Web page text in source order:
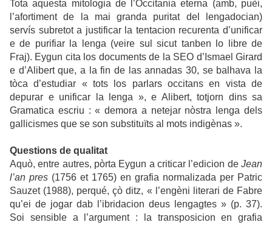
Tota aquesta mitologia de l’Occitania eterna (amb, puèi,
l’afortiment de la mai granda puritat del lengadocian)
servís subretot a justificar la tentacion recurenta d’unificar
e de purifiar la lenga (veire sul sicut tanben lo libre de
Fraj). Eygun cita los documents de la SEO d’Ismael Girard
e d’Alibert que, a la fin de las annadas 30, se balhava la
tòca d’estudiar « tots los parlars occitans en vista de
depurar e unificar la lenga », e Alibert, totjorn dins sa
Gramatica escriu : « demora a netejar nòstra lenga dels
gallicismes que se son substituïts al mots indigènas ».
Questions de qualitat
Aquò, entre autres, pòrta Eygun a criticar l’edicion de Jean
l’an pres (1756 et 1765) en grafia normalizada per Patric
Sauzet (1988), perqué, çò ditz, « l’engèni literari de Fabre
qu’ei de jogar dab l’ibridacion deus lengagtes » (p. 37).
Soi sensible a l’argument : la transposicion en grafia